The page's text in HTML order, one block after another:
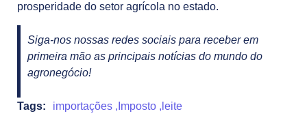
prosperidade do setor agrícola no estado.
Siga-nos nossas redes sociais para receber em
primeira mão as principais notícias do mundo do
agronegócio!
Tags: importações , Imposto , leite